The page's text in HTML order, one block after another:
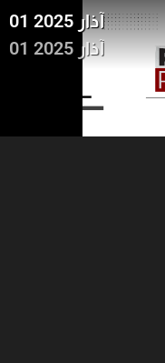
01 آذار 2025
01 آذار 2025